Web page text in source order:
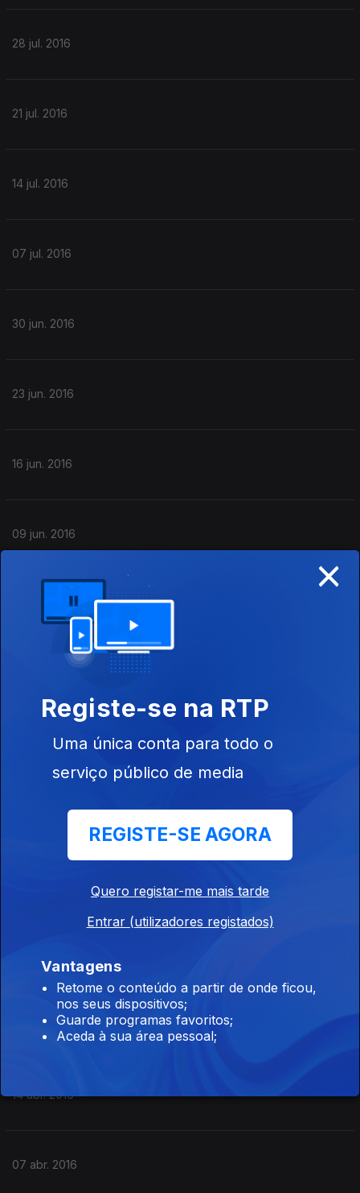
28 jul. 2016
21 jul. 2016
14 jul. 2016
07 jul. 2016
30 jun. 2016
23 jun. 2016
16 jun. 2016
09 jun. 2016
02 jun. 2016
19 mai. 2016
12 mai. 2016
21 abr. 2016
14 abr. 2016
07 abr. 2016
×
Registe-se na RTP
Uma única conta para todo o
serviço público de media
REGISTE-SE AGORA
Quero registar-me mais tarde
Entrar (utilizadores registados)
Vantagens
Retome o conteúdo a partir de onde ficou,
nos seus dispositivos;
Guarde programas favoritos;
Aceda à sua área pessoal;